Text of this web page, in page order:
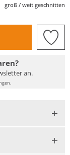
groß / weit geschnitten
an.